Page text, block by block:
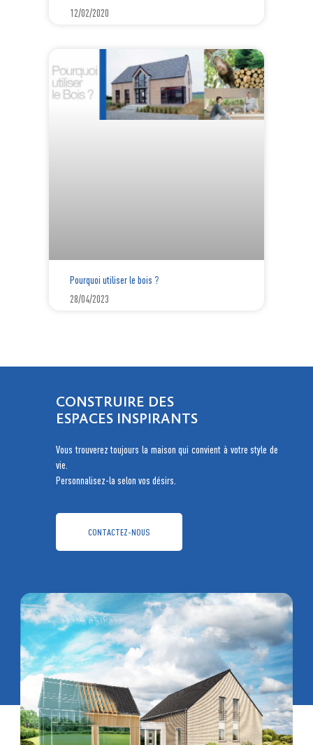
12/02/2020
Pourquoi utiliser le bois ?
28/04/2023
CONSTRUIRE DES
ESPACES INSPIRANTS
Vous trouverez toujours la maison qui convient à votre style de
vie.
Personnalisez-la selon vos désirs.
CONTACTEZ-NOUS